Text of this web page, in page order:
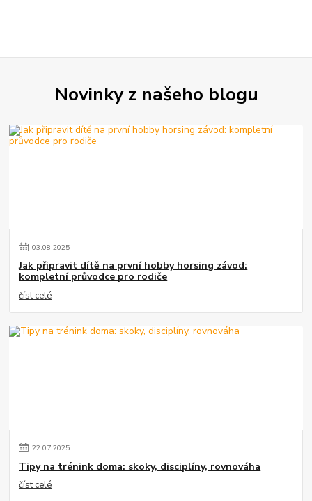
Novinky z našeho blogu
03.08.2025
Jak připravit dítě na první hobby horsing závod:
kompletní průvodce pro rodiče
číst celé
22.07.2025
Tipy na trénink doma: skoky, disciplíny, rovnováha
číst celé